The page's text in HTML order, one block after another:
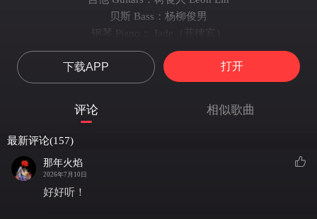
贝斯 Bass：杨柳俊男
钢琴 Piano： Jade（菲律宾）
鼓 Drum：陈牧雍
合音 Backing Vocal：树莨人 Leon Lin Kiddo
主唱 Lead Vocal: Kiddo
录音 Recording Engineer:树莨人 Leon Lin
录音室 Recording Studio：启音音乐工作室（鼓） The Chi
母带 Mastering Engineer：树莨人 Leon Lin
下载APP 打开
评论 相似歌曲
最新评论(157)
那年火焰
2026年7月10日
好好听！